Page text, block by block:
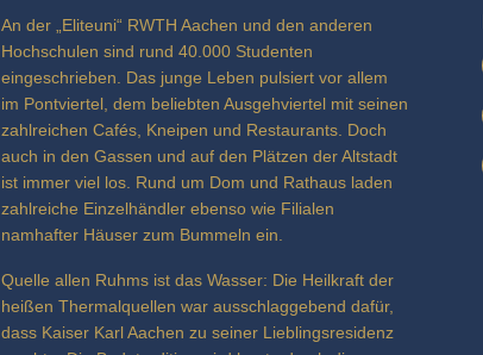
An der „Eliteuni“ RWTH Aachen und den anderen
Hochschulen sind rund 40.000 Studenten
eingeschrieben. Das junge Leben pulsiert vor allem
im Pontviertel, dem beliebten Ausgehviertel mit seinen
zahlreichen Cafés, Kneipen und Restaurants. Doch
auch in den Gassen und auf den Plätzen der Altstadt
ist immer viel los. Rund um Dom und Rathaus laden
zahlreiche Einzelhändler ebenso wie Filialen
namhafter Häuser zum Bummeln ein.
Quelle allen Ruhms ist das Wasser: Die Heilkraft der
heißen Thermalquellen war ausschlaggebend dafür,
dass Kaiser Karl Aachen zu seiner Lieblingsresidenz